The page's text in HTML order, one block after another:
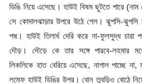
ডিঙি নিয়ে এসেছে। হাউই বিষম ছুটতে পারে
সে কোদালঝাড়ার উপরে উঠে গেল। ঝুপসি-ঝুপসি
পদ্ম। হাউই তিলার্ধ দেরি করে না-ফুলসুদ্ধ চারা
দৌড়। দৌড়ে কে তার সঙ্গে পারবে-লহমার
লিকলিকে হাত বেরিয়ে এসেছে, নাগাল পাচ্ছে
লম্ফে হাউই ডিঙির উপর। বোন তুবড়িও বোঠে